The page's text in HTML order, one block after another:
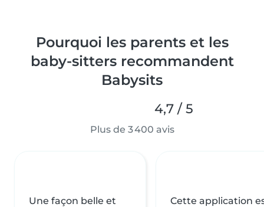
Pourquoi les parents et les
baby-sitters recommandent
Babysits
4,7 / 5
Plus de 3 400 avis
Une façon belle et
Cette application